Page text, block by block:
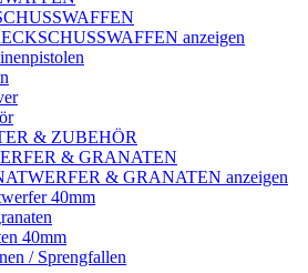
anzeigen
& ZUBEHÖR
& GRANATEN
& GRANATEN anzeigen
40mm
40mm
/ Sprengfallen